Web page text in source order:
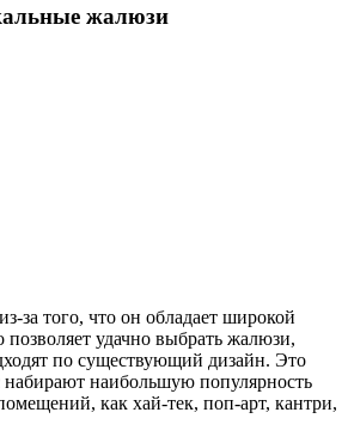
жалюзи
за того, что он обладает широкой
удачно выбрать жалюзи,
по существующий дизайн. Это
набирают наибольшую популярность
как хай-тек, поп-арт, кантри,